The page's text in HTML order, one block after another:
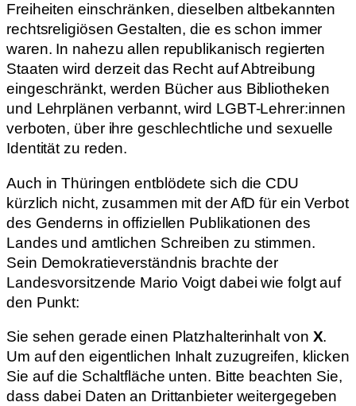
Freiheiten einschränken, dieselben altbekannten
rechtsreligiösen Gestalten, die es schon immer
waren. In nahezu allen republikanisch regierten
Staaten wird derzeit das Recht auf Abtreibung
eingeschränkt, werden Bücher aus Bibliotheken
und Lehrplänen verbannt, wird LGBT-Lehrer:innen
verboten, über ihre geschlechtliche und sexuelle
Identität zu reden.
Auch in Thüringen entblödete sich die CDU
kürzlich nicht, zusammen mit der AfD für ein Verbot
des Genderns in offiziellen Publikationen des
Landes und amtlichen Schreiben zu stimmen.
Sein Demokratieverständnis brachte der
Landesvorsitzende Mario Voigt dabei wie folgt auf
den Punkt:
Sie sehen gerade einen Platzhalterinhalt von X.
Um auf den eigentlichen Inhalt zuzugreifen, klicken
Sie auf die Schaltfläche unten. Bitte beachten Sie,
dass dabei Daten an Drittanbieter weitergegeben